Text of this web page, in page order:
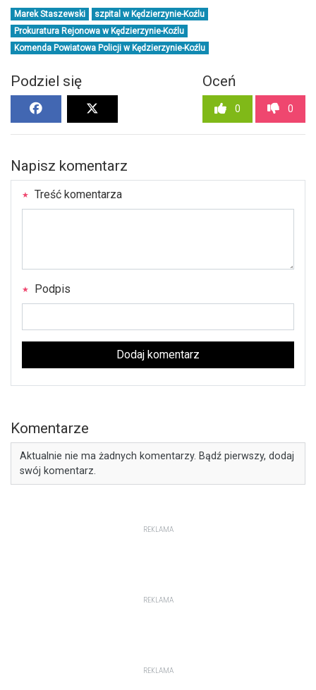
Marek Staszewski
szpital w Kędzierzynie-Koźlu
Prokuratura Rejonowa w Kędzierzynie-Koźlu
Komenda Powiatowa Policji w Kędzierzynie-Koźlu
Podziel się Oceń
0 0
Napisz komentarz
Treść komentarza
Podpis
Dodaj komentarz
Komentarze
Aktualnie nie ma żadnych komentarzy. Bądź pierwszy, dodaj
swój komentarz.
REKLAMA
REKLAMA
REKLAMA